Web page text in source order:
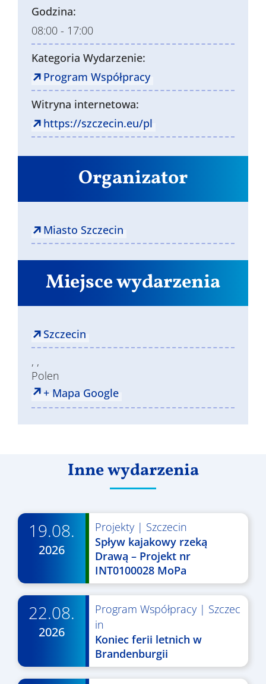
Godzina:
08:00 - 17:00
Kategoria Wydarzenie:
Program Współpracy
Witryna internetowa:
https://szczecin.eu/pl
Miejsce wydarzenia
Szczecin
, ,
Polen
+ Mapa Google
Organizator
Miasto Szczecin
Inne wydarzenia
19.08.
2026
Projekty| Szczecin
Spływ kajakowy rzeką
Drawą – Projekt nr
INT0100028 MoPa
22.08.
2026
Program Współpracy| Szczec
in
Koniec ferii letnich w
Brandenburgii